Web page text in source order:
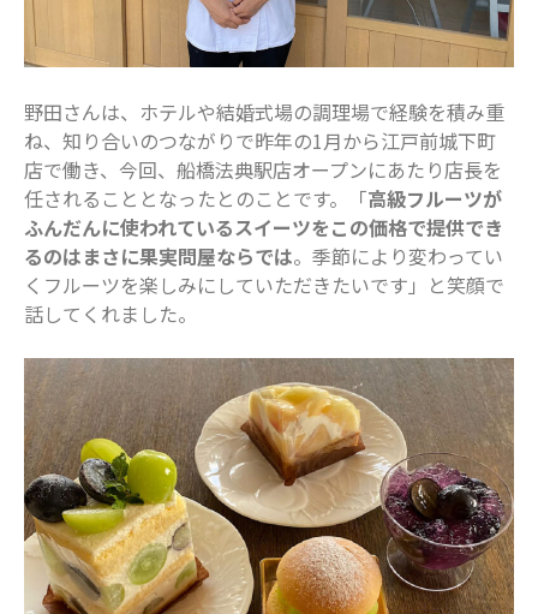
野田さんは、ホテルや結婚式場の調理場で経験を積み重
ね、知り合いのつながりで昨年の1月から江戸前城下町
店で働き、今回、船橋法典駅店オープンにあたり店長を
任されることとなったとのことです。「高級フルーツが
ふんだんに使われているスイーツをこの価格で提供でき
るのはまさに果実問屋ならでは。季節により変わってい
くフルーツを楽しみにしていただきたいです」と笑顔で
話してくれました。